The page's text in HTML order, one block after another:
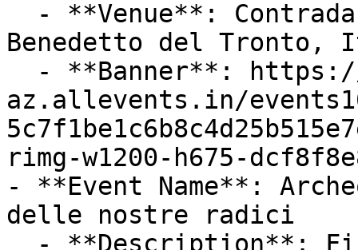
Benedetto del Tronto,
az.allevents.in/
rimg-w1200-h675-
- **Event Name**:
delle nostre radici